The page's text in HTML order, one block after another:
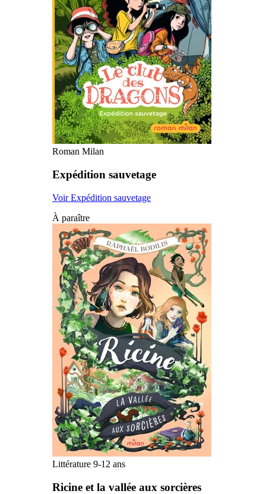
Roman Milan
Expédition sauvetage
Voir Expédition sauvetage
À paraître
Littérature 9-12 ans
Ricine et la vallée aux sorcières